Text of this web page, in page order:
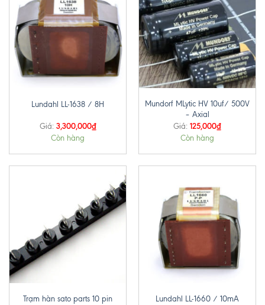
Lundahl LL-1638 / 8H
Giá: 3,300,000₫
Còn hàng
Mundorf MLytic HV 10uf/ 500V
– Axial
Giá: 125,000₫
Còn hàng
Trạm hàn sato parts 10 pin
Lundahl LL-1660 / 10mA